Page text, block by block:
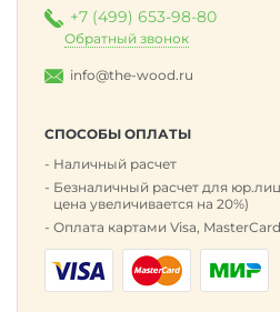
+7 (499) 653-98-80
Обратный звонок
info@the-wood.ru
СПОСОБЫ ОПЛАТЫ
Наличный расчет
Безналичный расчет для
цена увеличивается на 20%)
Оплата картами Visa,